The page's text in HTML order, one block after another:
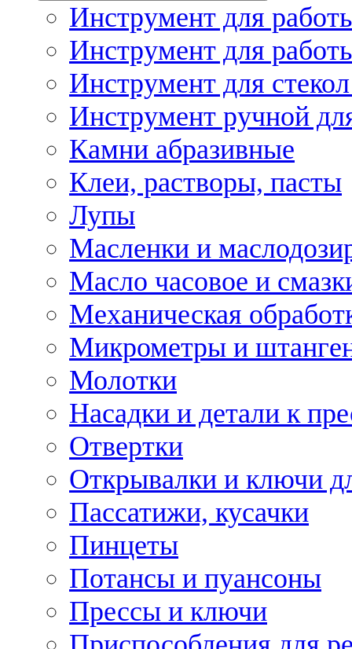
Инструмент для
Инструмент для
Инструмент для
Инструмент ручной
Камни абразивные
Клеи, растворы, пасты
Лупы
Масленки и
Масло часовое и
Механическая
Микрометры и
Молотки
Насадки и детали к
Отвертки
Открывалки и ключи
Пассатижи, кусачки
Пинцеты
Потансы и пуансоны
Прессы и ключи